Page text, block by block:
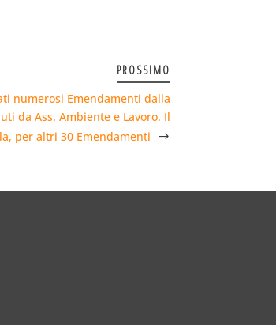
PROSSIMO
numerosi Emendamenti dalla
da Ass. Ambiente e Lavoro. Il
per altri 30 Emendamenti